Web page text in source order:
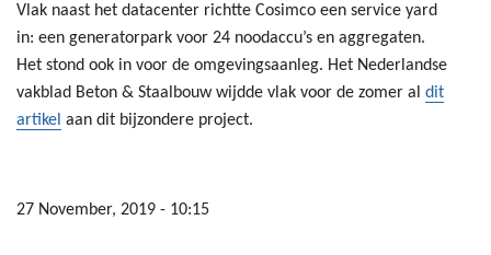
Vlak naast het datacenter richtte Cosimco een service yard
in: een generatorpark voor 24 noodaccu’s en aggregaten.
Het stond ook in voor de omgevingsaanleg. Het Nederlandse
vakblad Beton & Staalbouw wijdde vlak voor de zomer al dit
artikel aan dit bijzondere project.
27 November, 2019 - 10:15